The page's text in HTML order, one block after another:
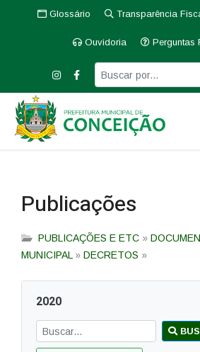
Glossário Transparência
Ouvidoria Perguntas
Publicações
PUBLICAÇÕES E ETC »
MUNICIPAL » DECRETOS »
2020